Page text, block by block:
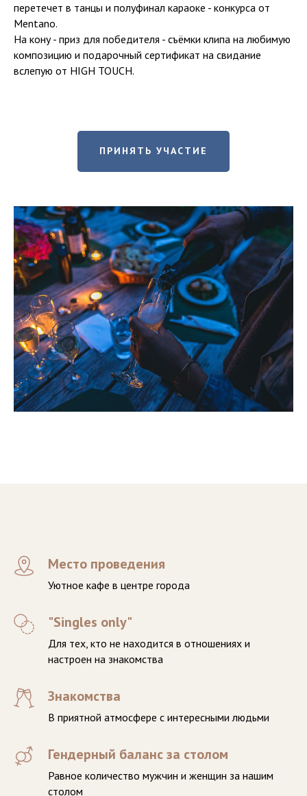
перетечет в танцы и полуфинал караоке - конкурса от
Mentano.
На кону - приз для победителя - съёмки клипа на любимую
композицию и подарочный сертификат на свидание
вслепую от HIGH TOUCH.
ПРИНЯТЬ УЧАСТИЕ
Место проведения
Уютное кафе в центре города
"Singles only"
Для тех, кто не находится в отношениях и
настроен на знакомства
Знакомства
В приятной атмосфере с интересными людьми
Гендерный баланс за столом
Равное количество мужчин и женщин за нашим
столом